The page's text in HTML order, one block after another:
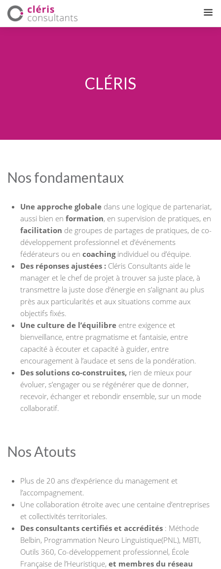
CLÉRIS
Nos fondamentaux
Une approche globale dans une logique de partenariat,
aussi bien en formation, en supervision de pratiques, en
facilitation de groupes de partages de pratiques, de co-
développement professionnel et d’événements
fédérateurs ou en coachingindividuel ou d’équipe.
Des réponses ajustées : Cléris Consultants aide le
manager et le chef de projet à trouver sa juste place, à
transmettre la juste dose d’énergie en s’alignant au plus
près aux particularités et aux situations comme aux
objectifs fixés.
Une culture de l’équilibre entre exigence et
bienveillance, entre pragmatisme et fantaisie, entre
capacité à écouter et capacité à guider, entre
encouragement à l’audace et sens de la pondération.
Des solutions co-construites, rien de mieux pour
évoluer, s’engager ou se régénérer que de donner,
recevoir, échanger et rebondir ensemble, sur un mode
collaboratif.
Nos Atouts
Plus de 20 ans d’expérience du management et
l’accompagnement.
Une collaboration étroite avec une centaine d’entreprises
et collectivités territoriales.
Des consultants certifiés et accrédités : Méthode
Belbin, Programmation Neuro Linguistique(PNL), MBTI,
Outils 360, Co-développement professionnel, École
Française de l’Heuristique, et membres du réseau